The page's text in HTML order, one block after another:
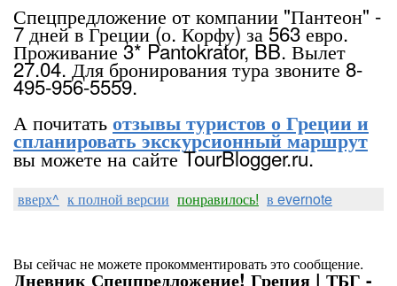
Спецпредложение от компании "Пантеон" -
7 дней в Греции (о. Корфу) за 563 евро.
Проживание 3* Pantokrator, BB. Вылет
27.04. Для бронирования тура звоните 8-
495-956-5559.
А почитатьотзывы туристов о Греции и
спланировать экскурсионный маршрут
вы можете на сайте TourBlogger.ru.
вверх^ к полной версии понравилось! в evernote
Вы сейчас не можете прокомментировать это сообщение.
Дневник Спецпредложение! Греция | ТБГ -